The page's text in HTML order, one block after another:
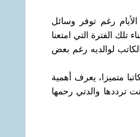
الأيام رغم توفر وسائل
تلك الفترة التي امتعنا
لوالديه رغم بعض
متميزا، يعرف أهمية
ترددها والدتي رحمها